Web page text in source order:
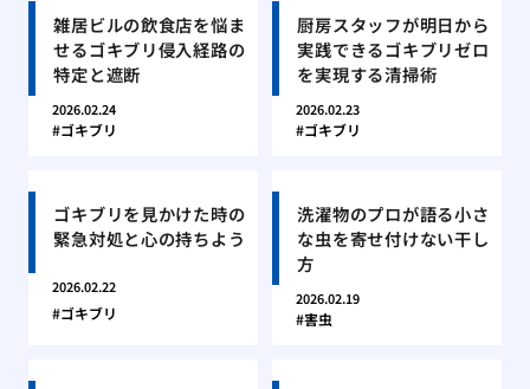
雑居ビルの飲食店を悩ま
せるゴキブリ侵入経路の
特定と遮断
2026.02.24
ゴキブリ
厨房スタッフが明日から
実践できるゴキブリゼロ
を実現する清掃術
2026.02.23
ゴキブリ
ゴキブリを見かけた時の
緊急対処と心の持ちよう
2026.02.22
ゴキブリ
洗濯物のプロが語る小さ
な虫を寄せ付けない干し
方
2026.02.19
害虫